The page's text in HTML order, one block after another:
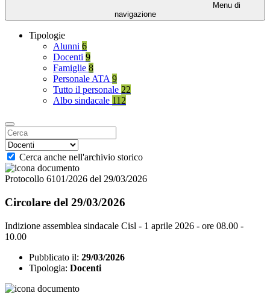
Menu di
navigazione
Tipologie
Alunni 6
Docenti 9
Famiglie 8
Personale ATA 9
Tutto il personale 22
Albo sindacale 112
Cerca anche nell'archivio storico
Protocollo 6101/2026 del 29/03/2026
Circolare del 29/03/2026
Indizione assemblea sindacale Cisl - 1 aprile 2026 - ore 08.00 -
10.00
Pubblicato il: 29/03/2026
Tipologia: Docenti